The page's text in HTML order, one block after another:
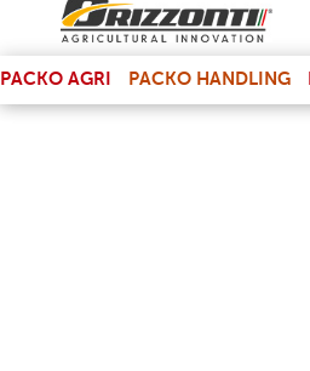
PACKO AGRI PACKO HANDLING